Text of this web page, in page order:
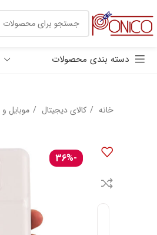
دسته بندی محصولات
خانه کالای دیجیتال موبایل
-36%
30 هزار تومان